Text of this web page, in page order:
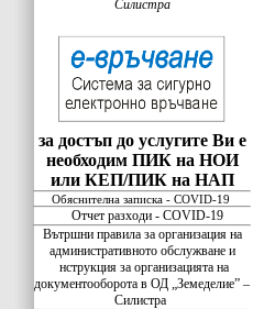
Силистра
за достъп до услугите Ви е
необходим ПИК на НОИ
или КЕП/ПИК на НАП
Обяснителна записка - COVID-19
Отчет разходи - COVID-19
Вътршни правила за организация на
административното обслужване и
нструкция за организацията на
документооборота в ОД „Земеделие” –
Силистра